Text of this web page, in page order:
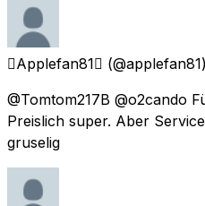
Applefan81
@Tomtom217B @o2cando
Preislich super. Aber
gruselig